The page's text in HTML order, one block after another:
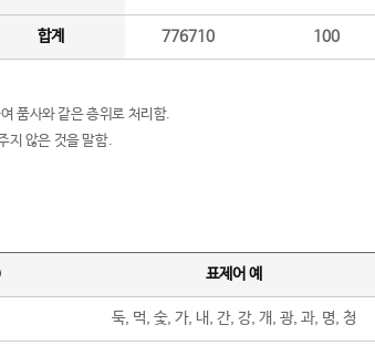
합계 776710 100
품사와 같은 층위로 처리함.
지 않은 것을 말함.
표제어 예
둑, 먹, 숯, 가, 내, 간, 강, 개, 광, 과, 명, 청